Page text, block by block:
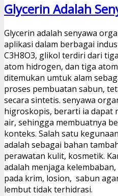
Glycerin Adalah
Glycerin adalah senyawa
aplikasi dalam berbagai
C3H8O3, glikol terdiri dari
atom hidrogen, dan tiga
ditemukan umtuk alam
proses pembuatan sabun,
secara sintetis. senyawa
higroskopis, berarti ia dapat
air, sehingga membuatnya
konteks. Salah satu
adalah sebagai bahan
perawatan kulit, kosmetik.
adalah menjaga
pada krim, losion, sabun
lembut tidak terhidrasi.